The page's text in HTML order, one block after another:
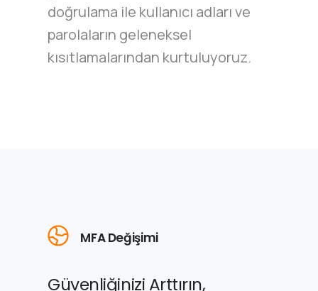
doğrulama ile kullanıcı adları ve
parolaların geleneksel
kısıtlamalarından kurtuluyoruz.
MFA Değişimi
Güvenliğinizi Arttırın,